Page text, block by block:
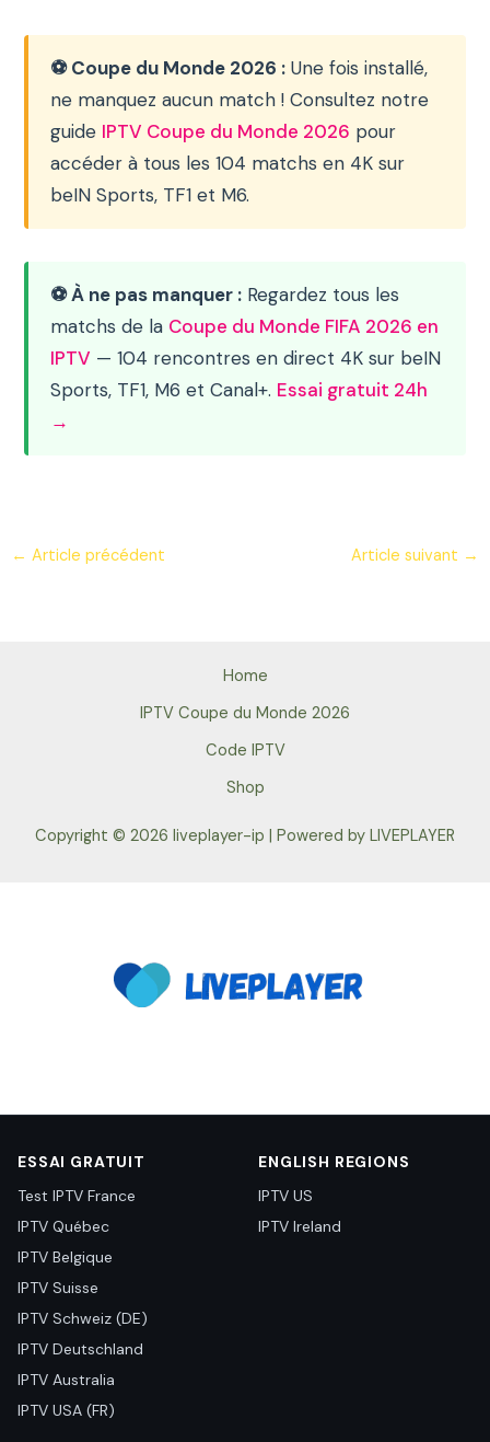
⚽ Coupe du Monde 2026 : Une fois installé,
ne manquez aucun match ! Consultez notre
guide IPTV Coupe du Monde 2026 pour
accéder à tous les 104 matchs en 4K sur
beIN Sports, TF1 et M6.
⚽ À ne pas manquer : Regardez tous les
matchs de la Coupe du Monde FIFA 2026 en
IPTV — 104 rencontres en direct 4K sur beIN
Sports, TF1, M6 et Canal+. Essai gratuit 24h
→
← Article précédent Article suivant →
Home
IPTV Coupe du Monde 2026
Code IPTV
Shop
Copyright © 2026 liveplayer-ip | Powered by LIVEPLAYER
ESSAI GRATUIT
Test IPTV France
IPTV Québec
IPTV Belgique
IPTV Suisse
IPTV Schweiz (DE)
IPTV Deutschland
IPTV Australia
IPTV USA (FR)
ENGLISH REGIONS
IPTV US
IPTV Ireland